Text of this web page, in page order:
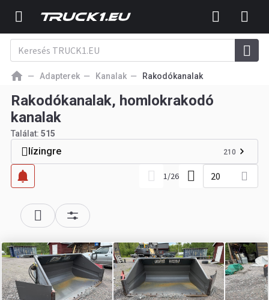
Adapterek Kanalak Rakodókanalak
Rakodókanalak, homlokrakodó
kanalak
Találat: 515
lízingre 210
1/26 20